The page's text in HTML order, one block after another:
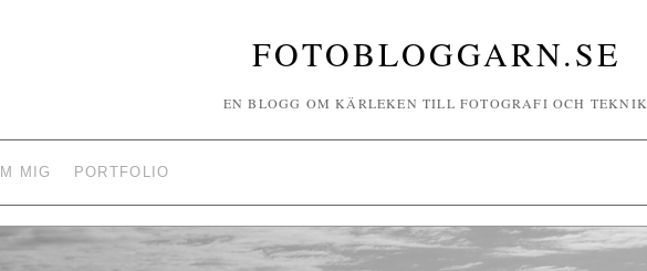
FOTOBLOGGARN.SE
EN BLOGG OM KÄRLEKEN TILL FOTOGRAFI OCH TEKNIK
MIG PORTFOLIO